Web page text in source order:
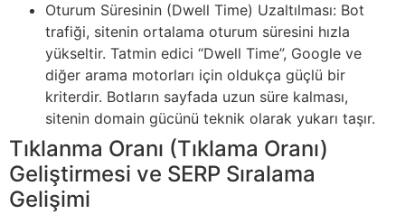
Oturum Süresinin (Dwell Time) Uzaltılması: Bot
trafiği, sitenin ortalama oturum süresini hızla
yükseltir. Tatmin edici “Dwell Time”, Google ve
diğer arama motorları için oldukça güçlü bir
kriterdir. Botların sayfada uzun süre kalması,
sitenin domain gücünü teknik olarak yukarı taşır.
Tıklanma Oranı (Tıklama Oranı)
Geliştirmesi ve SERP Sıralama
Gelişimi